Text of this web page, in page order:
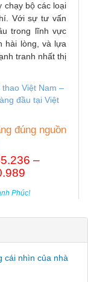
chạy bộ các loại
Với sự tư vấn
trong lĩnh vực
hài lòng, và lựa
tranh nhất thị
Việt Nam –
đầu tại Việt
đúng nguồn
–
Phúc!
cái nhìn của nhà